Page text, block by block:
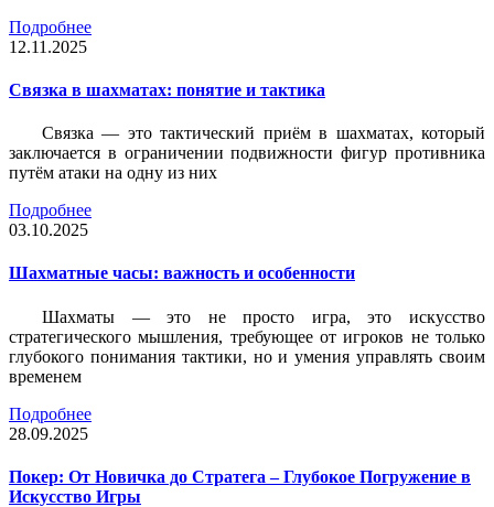
Подробнее
12.11.2025
Связка в шахматах: понятие и тактика
Связка — это тактический приём в шахматах, который
заключается в ограничении подвижности фигур противника
путём атаки на одну из них
Подробнее
03.10.2025
Шахматные часы: важность и особенности
Шахматы — это не просто игра, это искусство
стратегического мышления, требующее от игроков не только
глубокого понимания тактики, но и умения управлять своим
временем
Подробнее
28.09.2025
Покер: От Новичка до Стратега – Глубокое Погружение в
Искусство Игры